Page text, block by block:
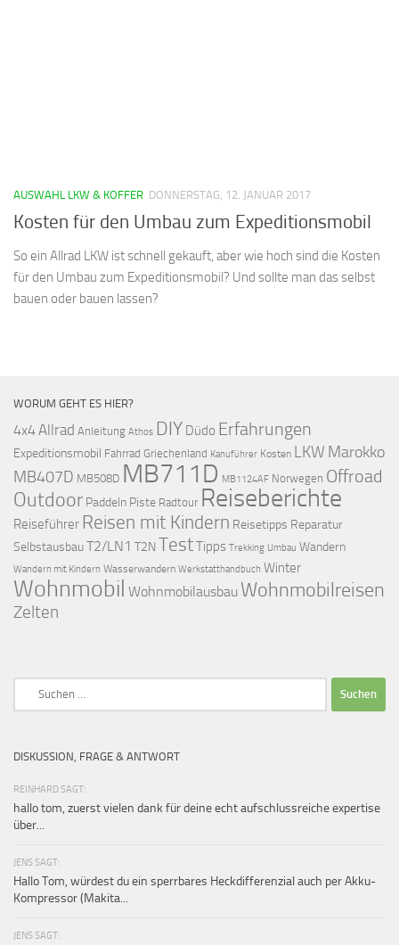
AUSWAHL LKW & KOFFER DONNERSTAG, 12. JANUAR 2017
Kosten für den Umbau zum Expeditionsmobil
So ein Allrad LKW ist schnell gekauft, aber wie hoch sind die Kosten
für den Umbau zum Expeditionsmobil? Und sollte man das selbst
bauen oder bauen lassen?
WORUM GEHT ES HIER?
4x4 Allrad Anleitung Athos DIY Düdo Erfahrungen
Expeditionsmobil Fahrrad Griechenland Kanuführer Kosten LKW Marokko
MB407D MB508D MB711D MB1124AF Norwegen Offroad
Outdoor Paddeln Piste Radtour Reiseberichte
Reiseführer Reisen mit Kindern Reisetipps Reparatur
SelbstausbauT2/LN1 T2N TestTipps Trekking Umbau Wandern
Wandern mit Kindern Wasserwandern Werkstatthandbuch Winter
Wohnmobil Wohnmobilausbau Wohnmobilreisen
Zelten
DISKUSSION, FRAGE & ANTWORT
REINHARD SAGT:
hallo tom, zuerst vielen dank für deine echt aufschlussreiche expertise
über...
JENS SAGT:
Hallo Tom, würdest du ein sperrbares Heckdifferenzial auch per Akku-
Kompressor (Makita...
JENS SAGT: